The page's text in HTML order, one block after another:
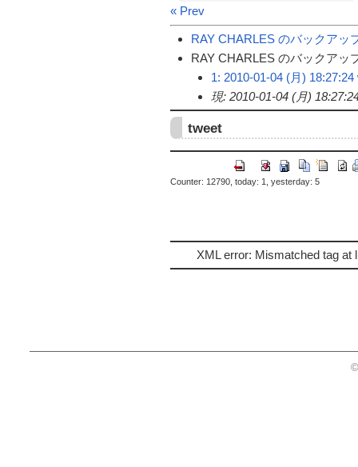
« Prev
RAY CHARLES のバックアッ
RAY CHARLES のバックアッ
1: 2010-01-04 (月) 18:27:24
現: 2010-01-04 (月)
tweet
Counter: 12790, today: 1, yesterday: 5
XML error: Mismatched tag at